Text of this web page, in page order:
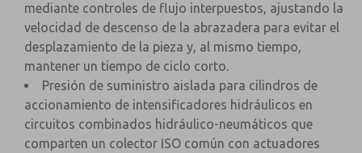
mediante controles de flujo interpuestos, ajustando la
velocidad de descenso de la abrazadera para evitar el
desplazamiento de la pieza y, al mismo tiempo,
mantener un tiempo de ciclo corto.
Presión de suministro aislada para cilindros de
accionamiento de intensificadores hidráulicos en
circuitos combinados hidráulico-neumáticos que
comparten un colector ISO común con actuadores